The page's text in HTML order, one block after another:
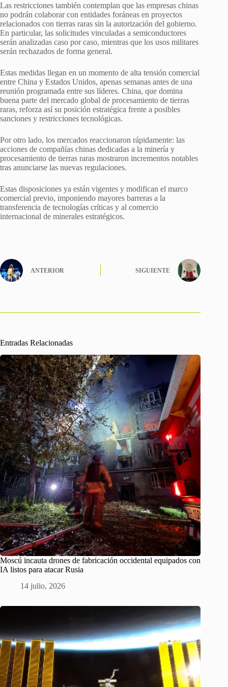
Las restricciones también contemplan que las empresas chinas
no podrán colaborar con entidades foráneas en proyectos
relacionados con tierras raras sin la autorización del gobierno.
En particular, las solicitudes vinculadas a semiconductores
serán analizadas caso por caso, mientras que los usos militares
serán rechazados de forma general.
Estas medidas llegan en un momento de alta tensión comercial
entre China y Estados Unidos, apenas semanas antes de una
reunión programada entre sus líderes. China, que domina
buena parte del mercado global de procesamiento de tierras
raras, reforza así su posición estratégica frente a posibles
sanciones y restricciones tecnológicas.
Por otro lado, los mercados reaccionaron rápidamente: las
acciones de compañías chinas dedicadas a la minería y
procesamiento de tierras raras mostraron incrementos notables
tras anunciarse las nuevas regulaciones.
Estas disposiciones ya están vigentes y modifican el marco
comercial previo, imponiendo mayores barreras a la
transferencia de tecnologías críticas y al comercio
internacional de minerales estratégicos.
ANTERIOR SIGUIENTE
Entradas Relacionadas
Moscú incauta drones de fabricación occidental equipados con
IA listos para atacar Rusia
14 julio, 2026